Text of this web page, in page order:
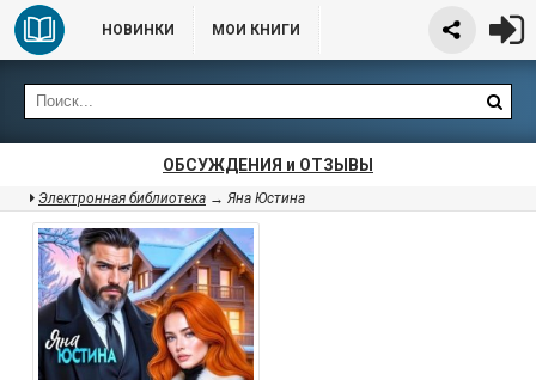
НОВИНКИ МОИ КНИГИ
ОБСУЖДЕНИЯ и ОТЗЫВЫ
Электронная библиотека → Яна Юстина